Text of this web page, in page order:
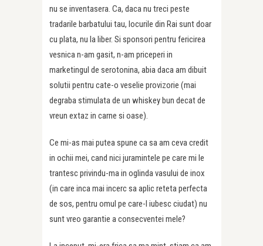
nu se inventasera. Ca, daca nu treci peste
tradarile barbatului tau, locurile din Rai sunt doar
cu plata, nu la liber. Si sponsori pentru fericirea
vesnica n-am gasit, n-am priceperi in
marketingul de serotonina, abia daca am dibuit
solutii pentru cate-o veselie provizorie (mai
degraba stimulata de un whiskey bun decat de
vreun extaz in carne si oase).
Ce mi-as mai putea spune ca sa am ceva credit
in ochii mei, cand nici juramintele pe care mi le
trantesc privindu-ma in oglinda vasului de inox
(in care inca mai incerc sa aplic reteta perfecta
de sos, pentru omul pe care-l iubesc ciudat) nu
sunt vreo garantie a consecventei mele?